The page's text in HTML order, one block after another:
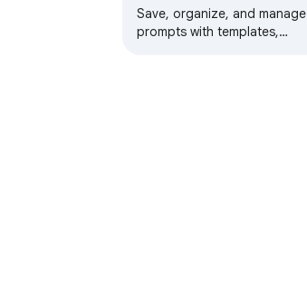
away
Save, organize, and manage
prompts with templates,